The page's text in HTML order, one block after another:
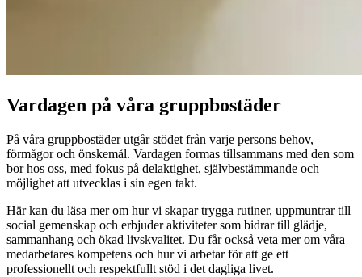
Vardagen på våra gruppbostäder
På våra gruppbostäder utgår stödet från varje persons behov,
förmågor och önskemål. Vardagen formas tillsammans med den som
bor hos oss, med fokus på delaktighet, självbestämmande och
möjlighet att utvecklas i sin egen takt.
Här kan du läsa mer om hur vi skapar trygga rutiner, uppmuntrar till
social gemenskap och erbjuder aktiviteter som bidrar till glädje,
sammanhang och ökad livskvalitet. Du får också veta mer om våra
medarbetares kompetens och hur vi arbetar för att ge ett
professionellt och respektfullt stöd i det dagliga livet.